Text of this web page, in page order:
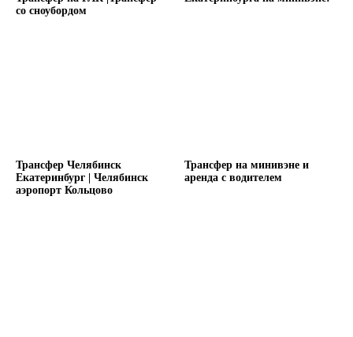
со сноубордом
Трансфер Челябинск
Екатеринбург | Челябинск
аэропорт Кольцово
Трансфер на минивэне и
аренда с водителем